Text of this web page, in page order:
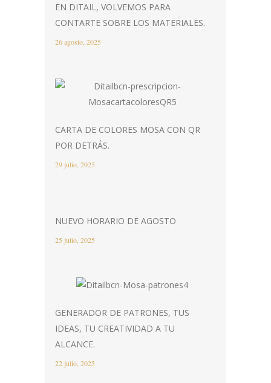
EN DITAIL, VOLVEMOS PARA
CONTARTE SOBRE LOS MATERIALES.
26 agosto, 2025
CARTA DE COLORES MOSA CON QR
POR DETRÁS.
29 julio, 2025
NUEVO HORARIO DE AGOSTO
25 julio, 2025
GENERADOR DE PATRONES, TUS
IDEAS, TU CREATIVIDAD A TU
ALCANCE.
22 julio, 2025